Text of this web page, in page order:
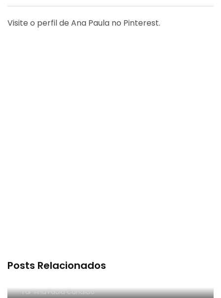
Visite o perfil de Ana Paula no Pinterest.
Posts Relacionados
PorAna Paula Cândido